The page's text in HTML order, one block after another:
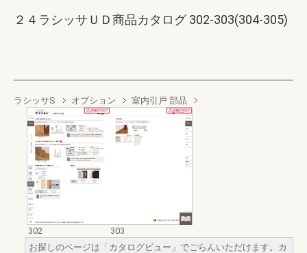
２４ラシッサＵＤ商品カタログ 302-303(304-305)
ラシッサS オプション 室内引戸 部品
302
303
お探しのページは「カタログビュー」でごらんいただけます。カ